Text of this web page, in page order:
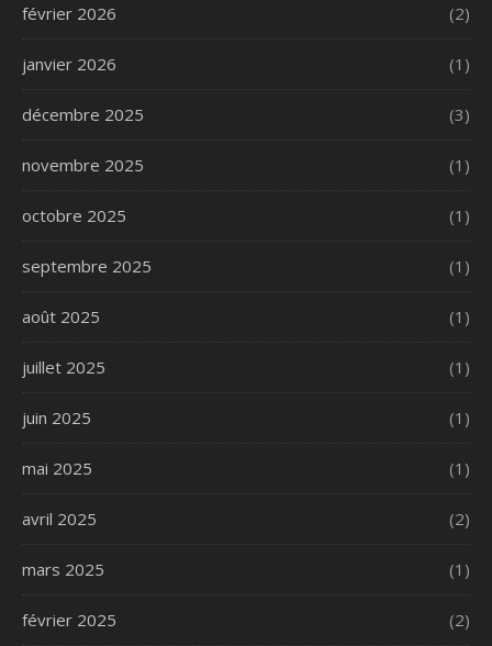
février 2026 (2)
janvier 2026 (1)
décembre 2025 (3)
novembre 2025 (1)
octobre 2025 (1)
septembre 2025 (1)
août 2025 (1)
juillet 2025 (1)
juin 2025 (1)
mai 2025 (1)
avril 2025 (2)
mars 2025 (1)
février 2025 (2)